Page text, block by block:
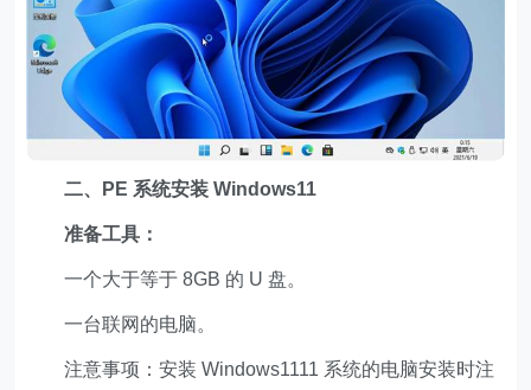
二、PE 系统安装 Windows11
准备工具：
一个大于等于 8GB 的 U 盘。
一台联网的电脑。
注意事项：安装 Windows1111 系统的电脑安装时注